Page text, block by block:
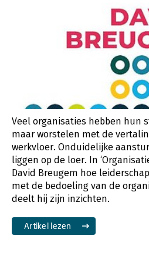
Veel organisaties hebben hun
maar worstelen met de
werkvloer. Onduidelijke
liggen op de loer. In
David Breugem hoe
met de bedoeling van de
deelt hij zijn inzichten.
Artikel lezen